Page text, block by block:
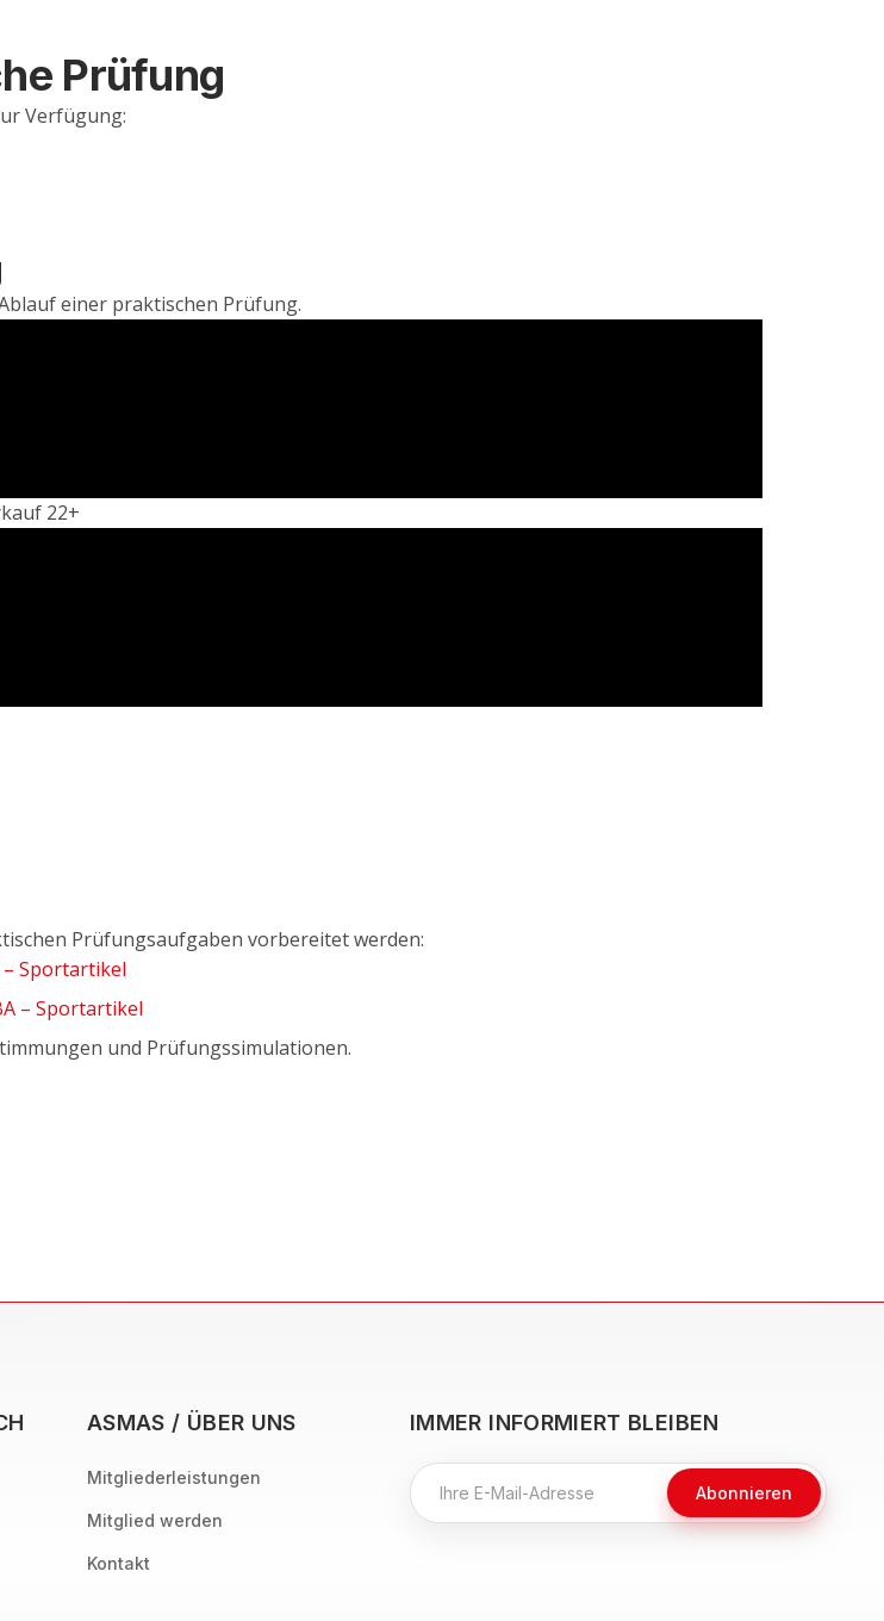
Prüfung
Verfügung:
einer praktischen Prüfung.
22+
Prüfungsaufgaben vorbereitet werden:
Sportartikel
– Sportartikel
und Prüfungssimulationen.
ASMAS / ÜBER UNS
Mitgliederleistungen
Mitglied werden
Kontakt
IMMER INFORMIERT BLEIBEN
Abonnieren